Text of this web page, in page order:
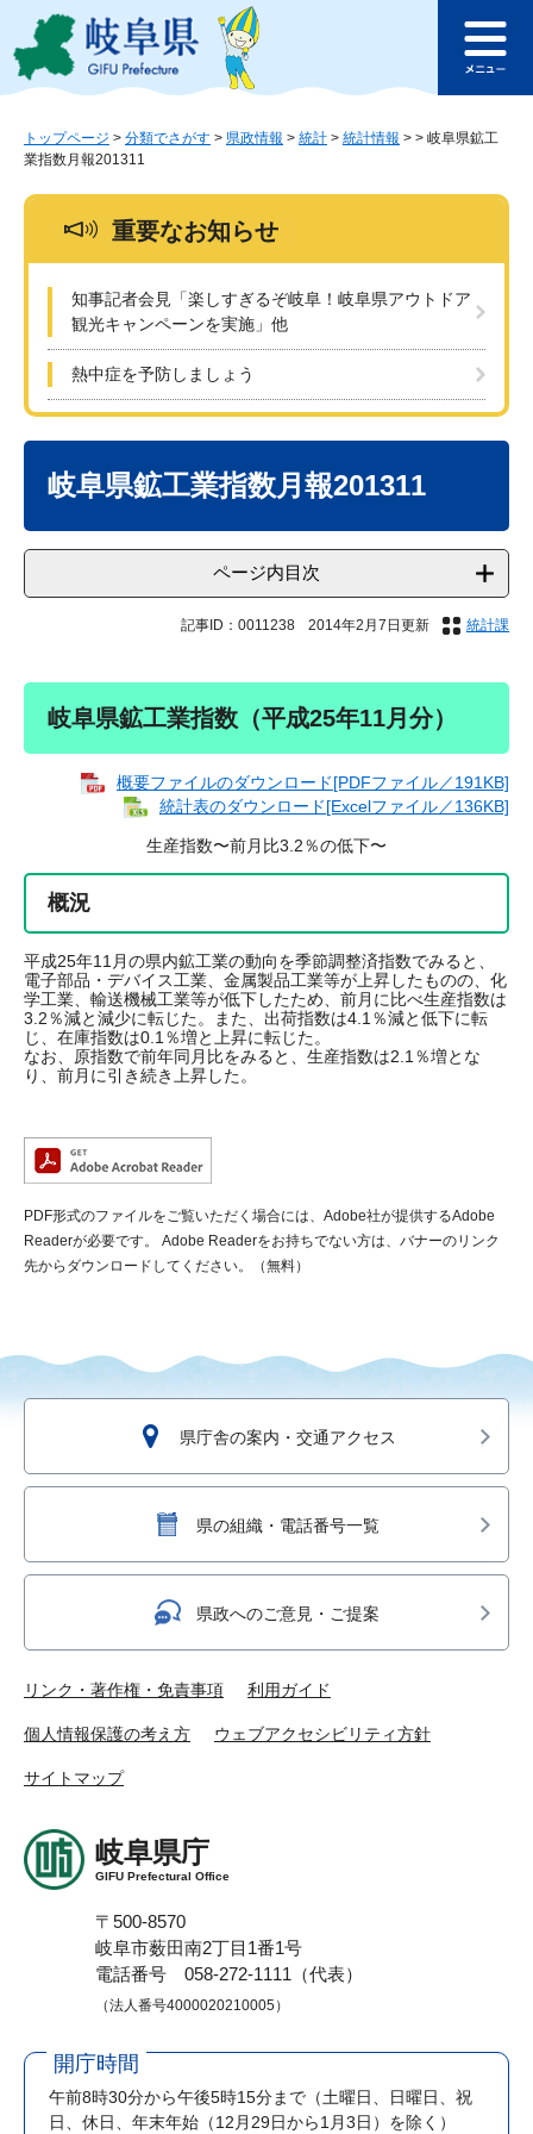
ジ
ュ
このページの本文へ
ュ
トップページ > 分類でさがす > 県政情報 > 統計 > 統計情報 > > 岐阜県鉱工
業指数月報201311
重要なお知らせ
知事記者会見「楽しすぎるぞ岐阜！岐阜県アウトドア
観光キャンペーンを実施」他
熱中症を予防しましょう
岐阜県鉱工業指数月報201311
ページ内目次
記事ID：0011238 2014年2月7日更新 統計課
岐阜県鉱工業指数（平成25年11月分）
概要ファイルのダウンロード[PDFファイル／191KB]
統計表のダウンロード[Excelファイル／136KB]
生産指数〜前月比3.2％の低下〜
概況
平成25年11月の県内鉱工業の動向を季節調整済指数でみると、
電子部品・デバイス工業、金属製品工業等が上昇したものの、化
学工業、輸送機械工業等が低下したため、前月に比べ生産指数は
3.2％減と減少に転じた。また、出荷指数は4.1％減と低下に転
じ、在庫指数は0.1％増と上昇に転じた。
なお、原指数で前年同月比をみると、生産指数は2.1％増とな
り、前月に引き続き上昇した。
PDF形式のファイルをご覧いただく場合には、Adobe社が提供するAdobe
Readerが必要です。
Adobe Readerをお持ちでない方は、バナーのリンク
先からダウンロードしてください。（無料）
県庁舎の案内・交通アクセス
県の組織・電話番号一覧
県政へのご意見・ご提案
リンク・著作権・免責事項 利用ガイド
個人情報保護の考え方 ウェブアクセシビリティ方針
サイトマップ
岐阜県庁
GIFU Prefectural Office
〒500-8570
岐阜市薮田南2丁目1番1号
電話番号 058-272-1111（代表）
（法人番号4000020210005）
開庁時間
午前8時30分から午後5時15分まで （土曜日、日曜日、祝
日、休日、年末年始（12月29日から1月3日）を除く）